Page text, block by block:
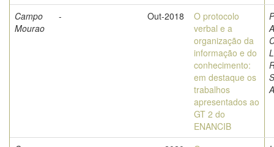
Campo
Mourao
- Out-2018
O protocolo
verbal e a
organização da
informação e do
conhecimento:
em destaque os
trabalhos
apresentados ao
GT 2 do
ENANCIB